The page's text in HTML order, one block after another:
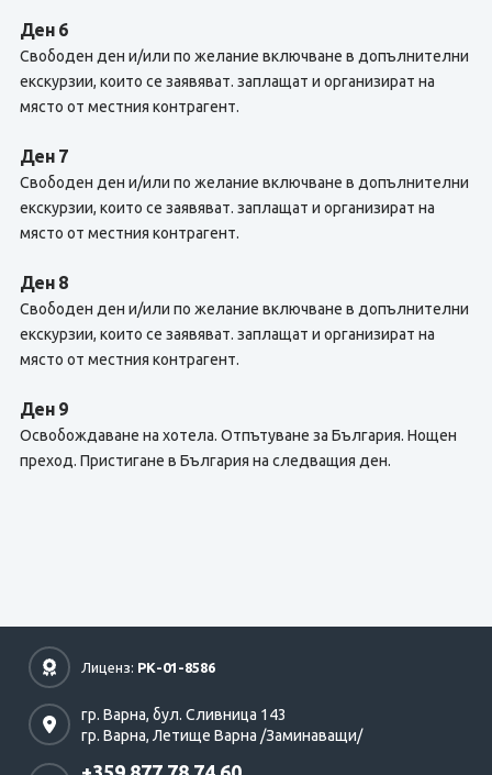
Ден 6
Свободен ден и/или по желание включване в допълнителни
екскурзии, които се заявяват. заплащат и организират на
място от местния контрагент.
Ден 7
Свободен ден и/или по желание включване в допълнителни
екскурзии, които се заявяват. заплащат и организират на
място от местния контрагент.
Ден 8
Свободен ден и/или по желание включване в допълнителни
екскурзии, които се заявяват. заплащат и организират на
място от местния контрагент.
Ден 9
Освобождаване на хотела. Отпътуване за България. Нощен
преход. Пристигане в България на следващия ден.
Лиценз: РК-01-8586
гр. Варна, бул. Сливница 143
гр. Варна, Летище Варна /Заминаващи/